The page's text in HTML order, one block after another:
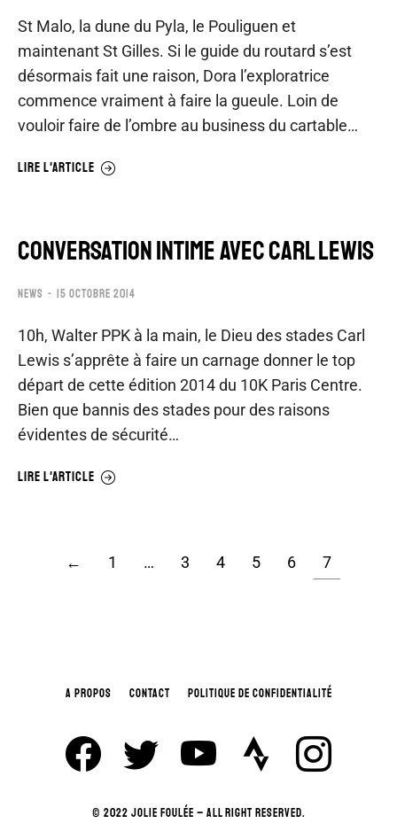
St Malo, la dune du Pyla, le Pouliguen et
maintenant St Gilles. Si le guide du routard s’est
désormais fait une raison, Dora l’exploratrice
commence vraiment à faire la gueule. Loin de
vouloir faire de l’ombre au business du cartable…
LIRE L'ARTICLE
CONVERSATION INTIME AVEC CARL LEWIS
NEWS 15 OCTOBRE 2014
10h, Walter PPK à la main, le Dieu des stades Carl
Lewis s’apprête à faire un carnage donner le top
départ de cette édition 2014 du 10K Paris Centre.
Bien que bannis des stades pour des raisons
évidentes de sécurité…
LIRE L'ARTICLE
← 1 … 3 4 5 6 7
A PROPOS CONTACT POLITIQUE DE CONFIDENTIALITÉ
© 2022 JOLIE FOULÉE – ALL RIGHT RESERVED.